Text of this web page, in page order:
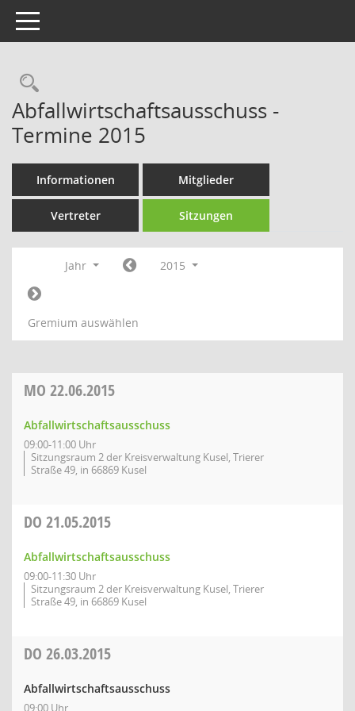
Toggle navigation
Rechercheauswahl
Abfallwirtschaftsausschuss -
Termine 2015
Informationen Mitglieder
Vertreter Sitzungen
Jahr 2015
Gremium auswählen
MO 22.06.2015
Abfallwirtschaftsausschuss
09:00-11:00 Uhr
Sitzungsraum 2 der Kreisverwaltung Kusel, Trierer
Straße 49, in 66869 Kusel
DO 21.05.2015
Abfallwirtschaftsausschuss
09:00-11:30 Uhr
Sitzungsraum 2 der Kreisverwaltung Kusel, Trierer
Straße 49, in 66869 Kusel
DO 26.03.2015
Abfallwirtschaftsausschuss
09:00 Uhr